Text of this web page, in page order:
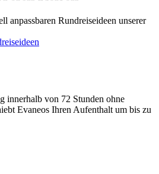
anpassbaren Rundreiseideen unserer
innerhalb von 72 Stunden ohne
Evaneos Ihren Aufenthalt um bis zu